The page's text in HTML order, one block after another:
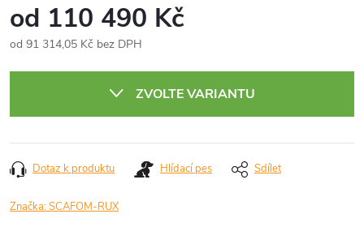
od 110 490 Kč
od 91 314,05 Kč bez DPH
ZVOLTE VARIANTU
Dotaz k produktu Hlídací pes Sdílet
Značka:SCAFOM-RUX